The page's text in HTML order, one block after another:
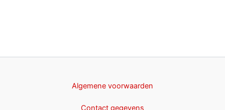
Algemene voorwaarden
Contact gegevens